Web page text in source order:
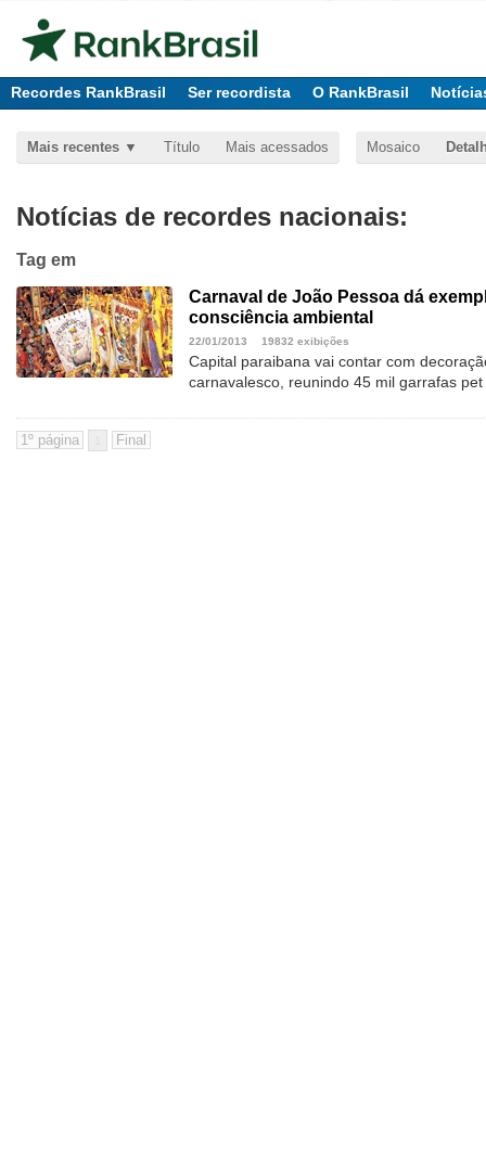
Recordes RankBrasil Ser recordista O RankBrasil
Mais recentes Título Mais acessados Mosaico
Notícias de recordes nacionais:
Tag em
Carnaval de João Pessoa dá
consciência ambiental
22/01/2013 19832 exibições
Capital paraibana vai contar com
carnavalesco, reunindo 45 mil garrafas pet